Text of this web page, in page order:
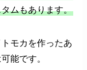
ムもあります。
モカを作ったあ
能です。